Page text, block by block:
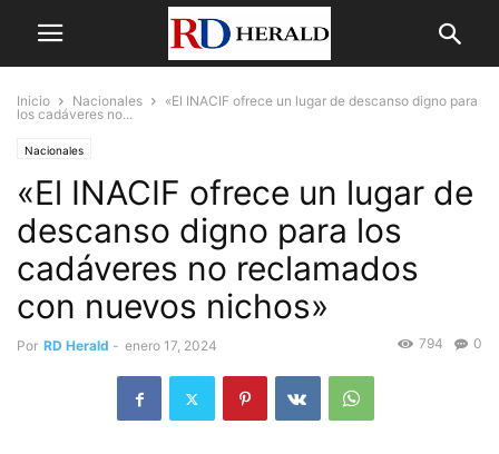
Inicio Nacionales
«El INACIF ofrece un lugar de descanso digno para
los cadáveres no...
Nacionales
«El INACIF ofrece un lugar de
descanso digno para los
cadáveres no reclamados
con nuevos nichos»
Por RD Herald - enero 17, 2024 0
794